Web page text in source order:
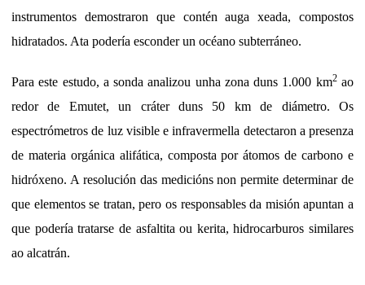
instrumentos demostraron que contén auga xeada, compostos
hidratados. Ata podería esconder un océano subterráneo.
Para este estudo, a sonda analizou unha zona duns 1.000 km2ao
redor de Emutet, un cráter duns 50 km de diámetro. Os
espectrómetros de luz visible e infravermella detectaron a presenza
de materia orgánica alifática, composta por átomos de carbono e
hidróxeno. A resolución das medicións non permite determinar de
que elementos se tratan, pero os responsables da misión apuntan a
que podería tratarse de asfaltita ou kerita, hidrocarburos similares
ao alcatrán.